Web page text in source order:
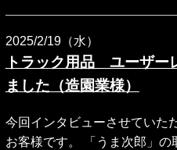
2025/2/19（水）
トラック用品 ユーザー
ました（造園業様）
今回インタビューさせていた
お客様です。 「うま次郎」の